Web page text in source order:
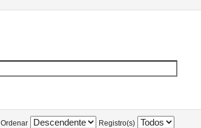
Ordenar Registro(s)